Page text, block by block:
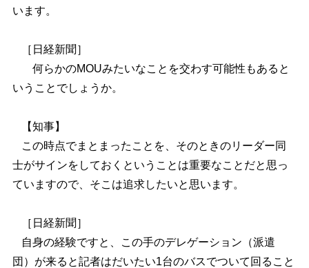
います。
［日経新聞］
何らかのMOUみたいなことを交わす可能性もあると
いうことでしょうか。
【知事】
この時点でまとまったことを、そのときのリーダー同
士がサインをしておくということは重要なことだと思っ
ていますので、そこは追求したいと思います。
［日経新聞］
自身の経験ですと、この手のデレゲーション（派遣
団）が来ると記者はだいたい1台のバスでついて回ること